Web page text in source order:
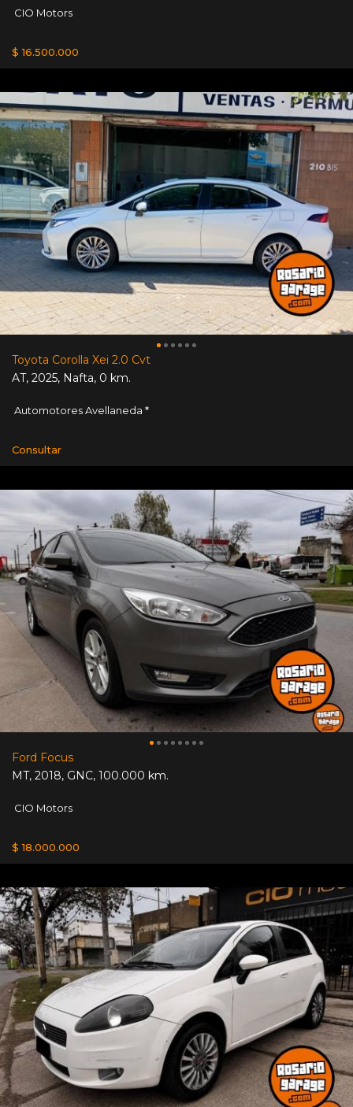
CIO Motors
$ 16.500.000
Toyota Corolla Xei 2.0 Cvt
AT, 2025, Nafta, 0 km.
Automotores Avellaneda *
Consultar
Ford Focus
MT, 2018, GNC, 100.000 km.
CIO Motors
$ 18.000.000